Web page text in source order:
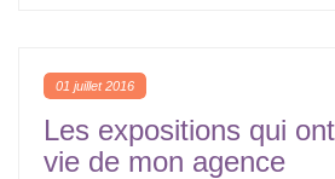
01 juillet 2016
Les expositions qui
vie de mon agence